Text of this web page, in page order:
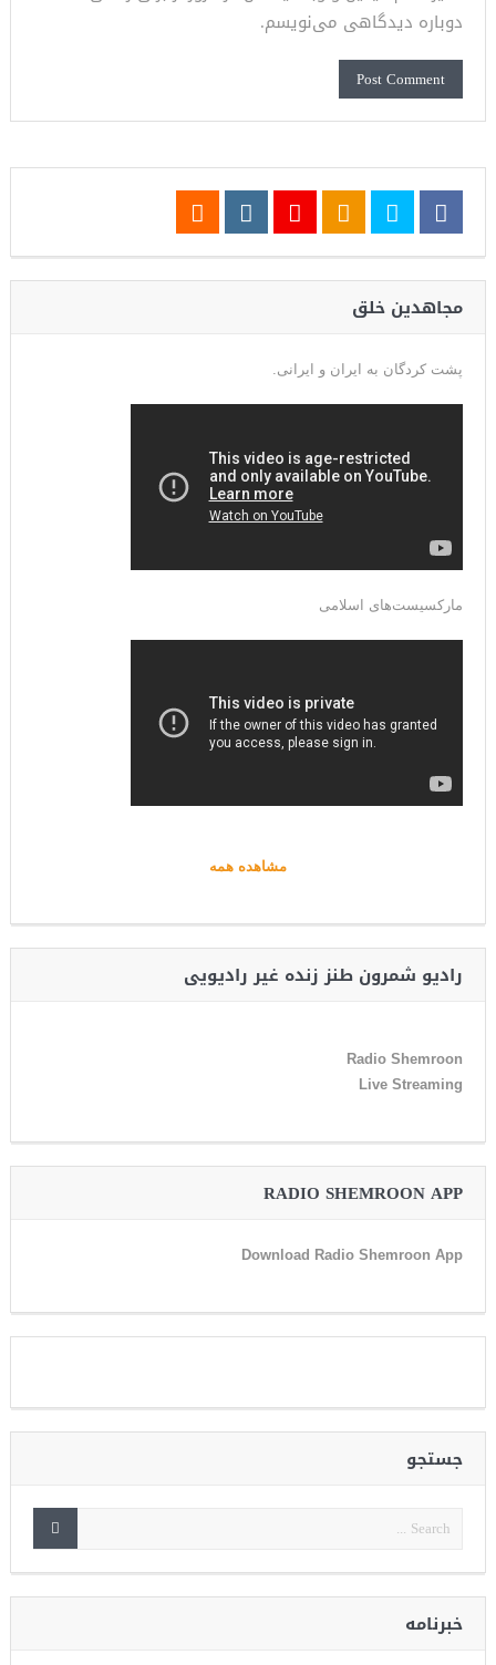
دوباره دیدگاهی می‌نویسم.
مجاهدین خلق
پشت کردگان به ایران و ایرانی.
مارکسیست‌های اسلامی
مشاهده همه
رادیو شمرون طنز زنده غیر رادیویی
Radio Shemroon
Live Streaming
RADIO SHEMROON APP
Download Radio Shemroon App
جستجو
خبرنامه